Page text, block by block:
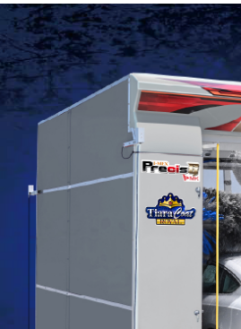
モビリティ
ライフ&